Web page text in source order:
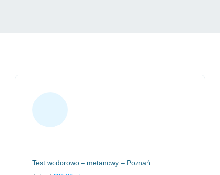
Test wodorowo – metanowy – Poznań